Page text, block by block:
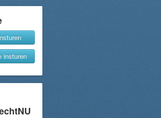
insturen